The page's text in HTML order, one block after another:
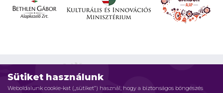
Sütiket használunk
Weboldalunk cookie-kat („sütiket”) használ, hogy a biztonságos böngészés